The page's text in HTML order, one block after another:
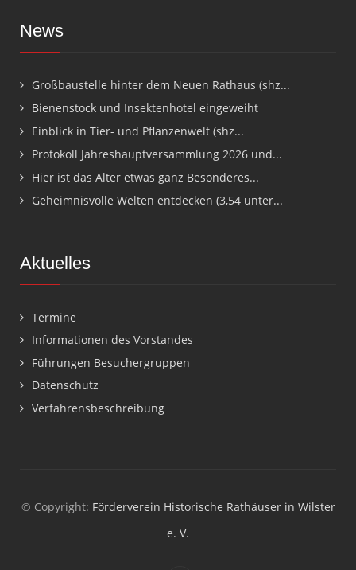
News
Großbaustelle hinter dem Neuen Rathaus (shz...
Bienenstock und Insektenhotel eingeweiht
Einblick in Tier- und Pflanzenwelt (shz...
Protokoll Jahreshauptversammlung 2026 und...
Hier ist das Alter etwas ganz Besonderes...
Geheimnisvolle Welten entdecken (3,54 unter...
Aktuelles
Termine
Informationen des Vorstandes
Führungen Besuchergruppen
Datenschutz
Verfahrensbeschreibung
© Copyright: Förderverein Historische Rathäuser in Wilster
e. V.